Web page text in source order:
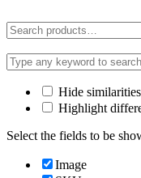
Hide similarities
Highlight
Select the fields to be
Image